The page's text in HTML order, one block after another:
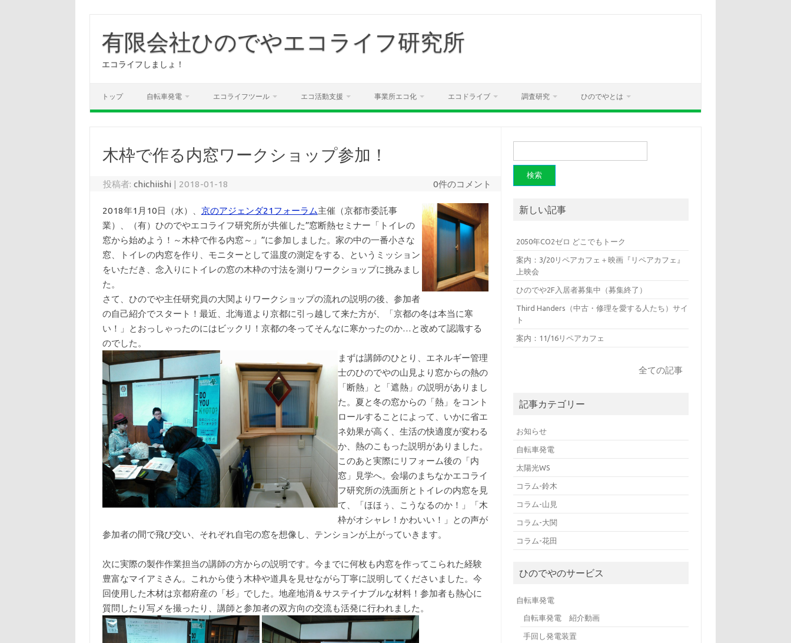
有限会社ひのでやエコライフ研究所
エコライフしましょ！
トップ 自転車発電 エコライフツール エコ活動支援 事業所エコ化 エコドライブ 調査研究 ひのでやとは
木枠で作る内窓ワークショップ参加！
投稿者:chichiishi | 2018-01-18 0件のコメント
2018年1月10日（水）、 京のアジェンダ21フォーラム主催（京都市委託事
業）、（有）ひのでやエコライフ研究所が共催した”窓断熱セミナー「トイレの
窓から始めよう！～木枠で作る内窓～」”に参加しました。家の中の一番小さな
窓、トイレの内窓を作り、モニターとして温度の測定をする、というミッション
をいただき、念入りにトイレの窓の木枠の寸法を測りワークショップに挑みまし
た。
さて、ひのでや主任研究員の大関よりワークショップの流れの説明の後、参加者
の自己紹介でスタート！最近、北海道より京都に引っ越して来た方が、「京都の冬は本当に寒
い！」とおっしゃったのにはビックリ！京都の冬ってそんなに寒かったのか…と改めて認識する
のでした。
まずは講師のひとり、エネルギー管理
士のひのでやの山見より窓からの熱の
「断熱」と「遮熱」の説明がありまし
た。夏と冬の窓からの「熱」をコント
ロールすることによって、いかに省エ
ネ効果が高く、生活の快適度が変わる
か、熱のこもった説明がありました。
このあと実際にリフォーム後の「内
窓」見学へ。会場のまちなかエコライ
フ研究所の洗面所とトイレの内窓を見
て、「ほほぅ、こうなるのか！」「木
枠がオシャレ！かわいい！」との声が
参加者の間で飛び交い、それぞれ自宅の窓を想像し、テンションが上がっていきます。
次に実際の製作作業担当の講師の方からの説明です。今までに何枚も内窓を作ってこられた経験
豊富なマイアミさん。これから使う木枠や道具を見せながら丁寧に説明してくださいました。今
回使用した木材は京都府産の「杉」でした。地産地消＆サステイナブルな材料！参加者も熱心に
質問したり写メを撮ったり、講師と参加者の双方向の交流も活発に行われました。
索:
新しい記事
2050年CO2ゼロ どこでもトーク
案内：3/20リペアカフェ＋映画『リペアカフェ』
上映会
ひのでや2F入居者募集中（募集終了）
Third Handers（中古・修理を愛する人たち）サイ
ト
案内：11/16リペアカフェ
全ての記事
記事カテゴリー
お知らせ
自転車発電
太陽光WS
コラム-鈴木
コラム-山見
コラム-大関
コラム-花田
ひのでやのサービス
自転車発電
自転車発電 紹介動画
手回し発電装置